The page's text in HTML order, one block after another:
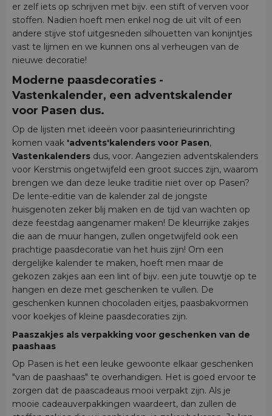
er zelf iets op schrijven met bijv. een stift of verven voor
stoffen. Nadien hoeft men enkel nog de uit vilt of een
andere stijve stof uitgesneden silhouetten van konijntjes
vast te lijmen en we kunnen ons al verheugen van de
nieuwe decoratie!
Moderne paasdecoraties -
Vastenkalender, een adventskalender
voor Pasen dus.
Op de lijsten met ideeën voor paasinterieurinrichting
komen vaak 'advents'kalenders voor Pasen,
Vastenkalenders dus, voor. Aangezien adventskalenders
voor Kerstmis ongetwijfeld een groot succes zijn, waarom
brengen we dan deze leuke traditie niet over op Pasen?
De lente-editie van de kalender zal de jongste
huisgenoten zeker blij maken en de tijd van wachten op
deze feestdag aangenamer maken! De kleurrijke zakjes
die aan de muur hangen, zullen ongetwijfeld ook een
prachtige paasdecoratie van het huis zijn! Om een
dergelijke kalender te maken, hoeft men maar de
gekozen zakjes aan een lint of bijv. een jute touwtje op te
hangen en deze met geschenken te vullen. De
geschenken kunnen chocoladen eitjes, paasbakvormen
voor koekjes of kleine paasdecoraties zijn.
Paaszakjes als verpakking voor geschenken van de
paashaas
Op Pasen is het een leuke gewoonte elkaar geschenken
"van de paashaas" te overhandigen. Het is goed ervoor te
zorgen dat de paascadeaus mooi verpakt zijn. Als je
mooie cadeauverpakkingen waardeert, dan zullen de